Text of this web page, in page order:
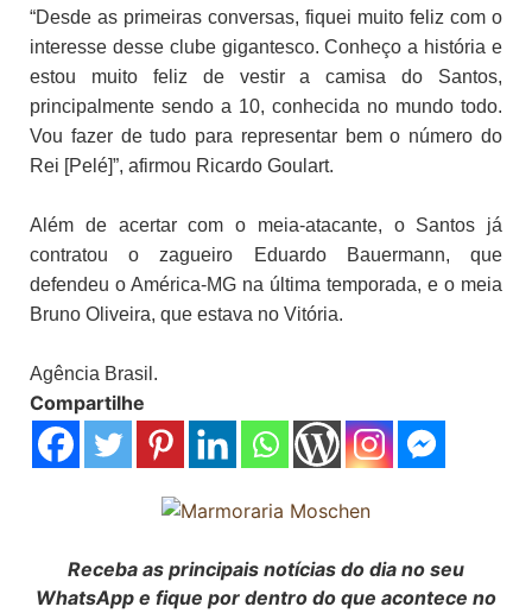
“Desde as primeiras conversas, fiquei muito feliz com o
interesse desse clube gigantesco. Conheço a história e
estou muito feliz de vestir a camisa do Santos,
principalmente sendo a 10, conhecida no mundo todo.
Vou fazer de tudo para representar bem o número do
Rei [Pelé]”, afirmou Ricardo Goulart.
Além de acertar com o meia-atacante, o Santos já
contratou o zagueiro Eduardo Bauermann, que
defendeu o América-MG na última temporada, e o meia
Bruno Oliveira, que estava no Vitória.
Agência Brasil.
Compartilhe
Receba as principais notícias do dia no seu
WhatsApp e fique por dentro do que acontece no